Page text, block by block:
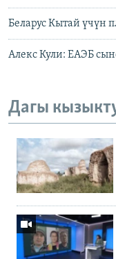
Беларус Кытай үчүн
Алекс Кули: ЕАЭБ
Дагы